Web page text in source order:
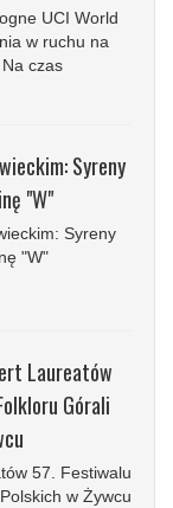
UCI World
w ruchu na
czas
Syreny
"W"
Syreny
"W"
Laureatów
Górali
57. Festiwalu
w Żywcu